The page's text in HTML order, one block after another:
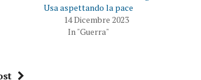
Usa aspettando la pace
14 Dicembre 2023
In "Guerra"